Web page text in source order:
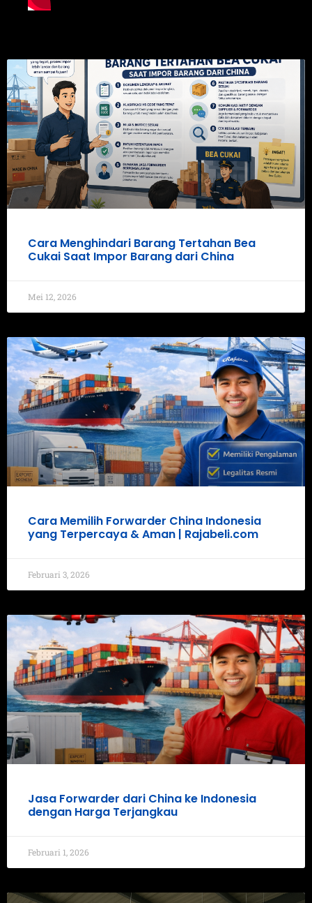
Cara Menghindari Barang Tertahan Bea
Cukai Saat Impor Barang dari China
Mei 12, 2026
Cara Memilih Forwarder China Indonesia
yang Terpercaya & Aman | Rajabeli.com
Februari 3, 2026
Jasa Forwarder dari China ke Indonesia
dengan Harga Terjangkau
Februari 1, 2026